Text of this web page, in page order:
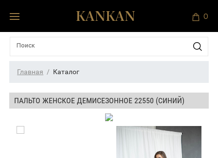
0
Главная Каталог
ПАЛЬТО ЖЕНСКОЕ ДЕМИСЕЗОННОЕ 22550 (СИНИЙ)